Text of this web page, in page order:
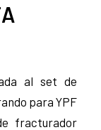
al set de
para YPF
fracturador